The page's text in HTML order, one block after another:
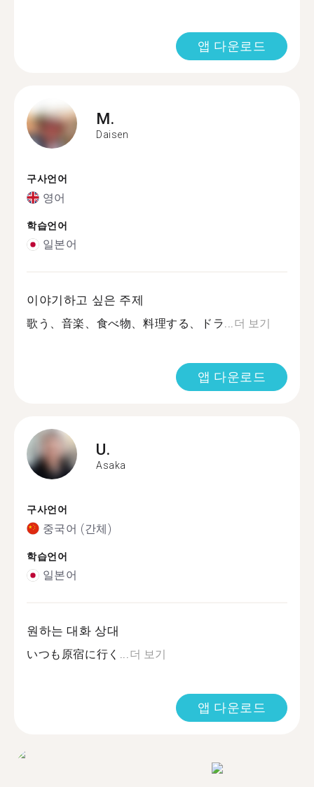
앱 다운로드
M.
Daisen
구사언어
영어
학습언어
일본어
이야기하고 싶은 주제
歌う、音楽、食べ物、料理する、ドラ...더 보기
앱 다운로드
U.
Asaka
구사언어
중국어 (간체)
학습언어
일본어
원하는 대화 상대
いつも原宿に行く...더 보기
앱 다운로드